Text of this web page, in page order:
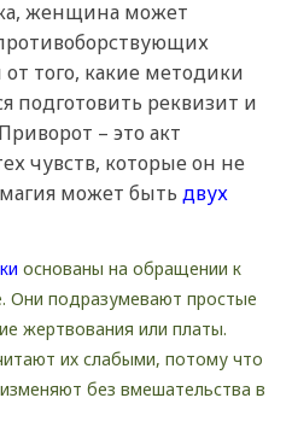
женщина может
того, какие методики
подготовить реквизит и
– это акт
чувств, которые он не
может быть двух
основаны на обращении к
Они подразумевают простые
жертвования или платы.
их слабыми, потому что
без вмешательства в